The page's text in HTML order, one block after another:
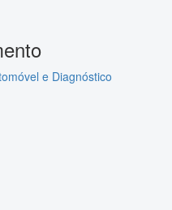
e Diagnóstico